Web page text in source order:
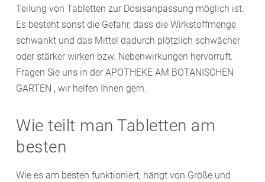
Teilung von Tabletten zur Dosisanpassung möglich ist.
Es besteht sonst die Gefahr, dass die Wirkstoffmenge
schwankt und das Mittel dadurch plötzlich schwächer
oder stärker wirken bzw. Nebenwirkungen hervorruft.
Fragen Sie uns in der APOTHEKE AM BOTANISCHEN
GARTEN , wir helfen Ihnen gern.
Wie teilt man Tabletten am
besten
Wie es am besten funktioniert, hängt von Größe und